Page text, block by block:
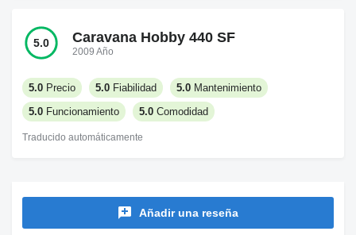
5.0 Caravana Hobby 440 SF
2009 Año
5.0 Precio 5.0 Fiabilidad 5.0 Mantenimiento
5.0 Funcionamiento 5.0 Comodidad
Traducido automáticamente
Añadir una reseña